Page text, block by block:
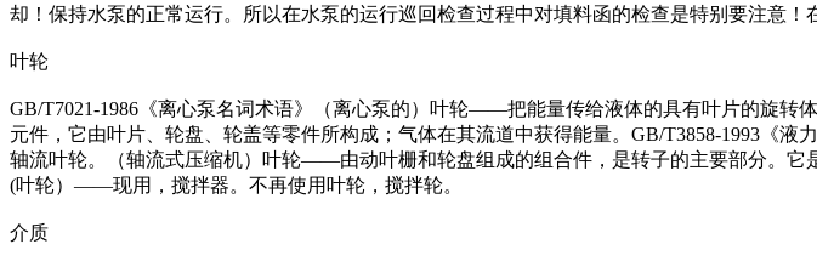
却！保持水泵的正常运行。所以在水泵的运行巡回检查过程中对填料函的检查是特别要注意！
叶轮
GB/T7021-1986《离心泵名词术语》（离心泵的）叶轮——把能量传给液体的具有叶片的旋
元件，它由叶片、轮盘、轮盖等零件所构成；气体在其流道中获得能量。GB/T3858-1993《
轴流叶轮。（轴流式压缩机）叶轮——由动叶栅和轮盘组成的组合件，是转子的主要部分。它
(叶轮）——现用，搅拌器。不再使用叶轮，搅拌轮。
介质